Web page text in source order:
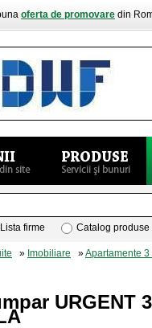
oferta de promovare din
Lista firme Catalog produse
» Imobiliare »Apartamente 3
URGENT